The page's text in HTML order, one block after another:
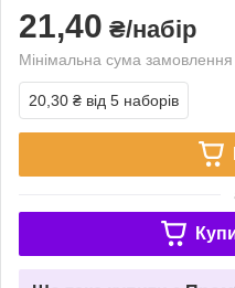
21,40 ₴/набір
Мінімальна сума
20,30 ₴ від 5 наборів